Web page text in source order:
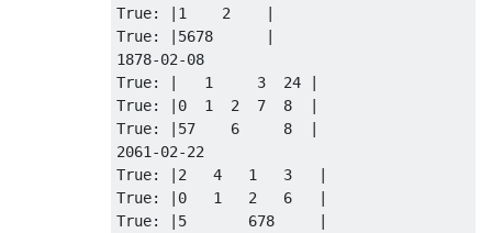
,( "1878-02-08"
"   1     3  24 "
,
"0  1  2  7  8  "
"57    6     8  "
,( "2061-02-22"
"2   4   1   3 "
"0   1   2   6 "
"5       678   ")
True: 1 2
True: 5678
1878-02-08
True: 1 3 24
True: 0 1 2 7 8
True: 57 6 8
2061 -02-22
True: 2 4 1 3
True: 0 1 2 6
True: 5 678